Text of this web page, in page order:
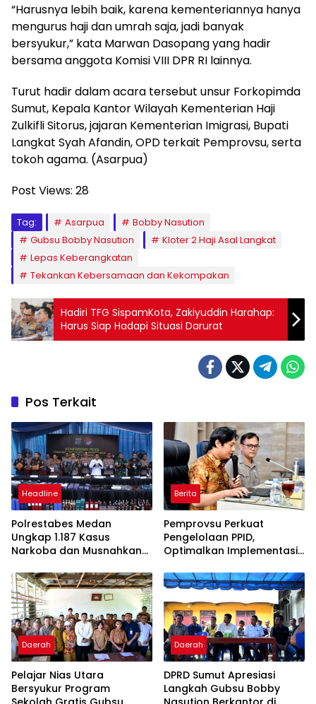
“Harusnya lebih baik, karena kementeriannya hanya
mengurus haji dan umrah saja, jadi banyak
bersyukur,” kata Marwan Dasopang yang hadir
bersama anggota Komisi VIII DPR RI lainnya.
Turut hadir dalam acara tersebut unsur Forkopimda
Sumut, Kepala Kantor Wilayah Kementerian Haji
Zulkifli Sitorus, jajaran Kementerian Imigrasi, Bupati
Langkat Syah Afandin, OPD terkait Pemprovsu, serta
tokoh agama. (Asarpua)
Post Views: 28
Tag: Asarpua
Bobby Nasution
Gubsu Bobby Nasution
Kloter 2 Haji Asal Langkat
Lepas Keberangkatan
Tekankan Kebersamaan dan Kekompakan
Hadiri TFG SispamKota, Zakiyuddin Harahap:
Harus Siap Hadapi Situasi Darurat
Pos Terkait
Headline
Polrestabes Medan
Ungkap 1.187 Kasus
Narkoba dan Musnahkan
Bukti
Berita
Pemprovsu Perkuat
Pengelolaan PPID,
Optimalkan Implementasi
Tahun 2026
Daerah
Pelajar Nias Utara
Bersyukur Program
Daerah
DPRD Sumut Apresiasi
Langkah Gubsu Bobby